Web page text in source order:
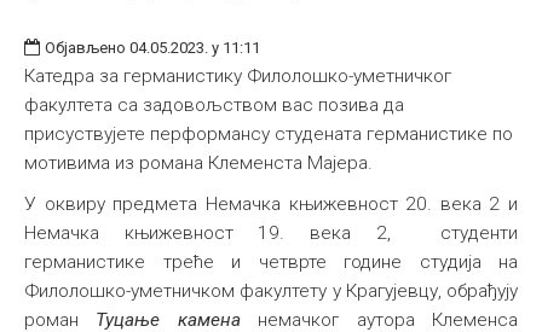
Објављено 04.05.2023. у 11:11
Катедра за германистику Филолошко-уметничког
факултета са задовољством вас позива да
присуствујете перформансу студената германистике по
мотивима из романа Клеменста Мајера.
У оквиру предмета Немачка књижевност 20. века 2 и
Немачка књижевност 19. века 2, студенти
германистике треће и четврте године студија на
Филолошко-уметничком факултету у Крагујевцу, обрађују
роман Туцање каменанемачког аутора Клеменса